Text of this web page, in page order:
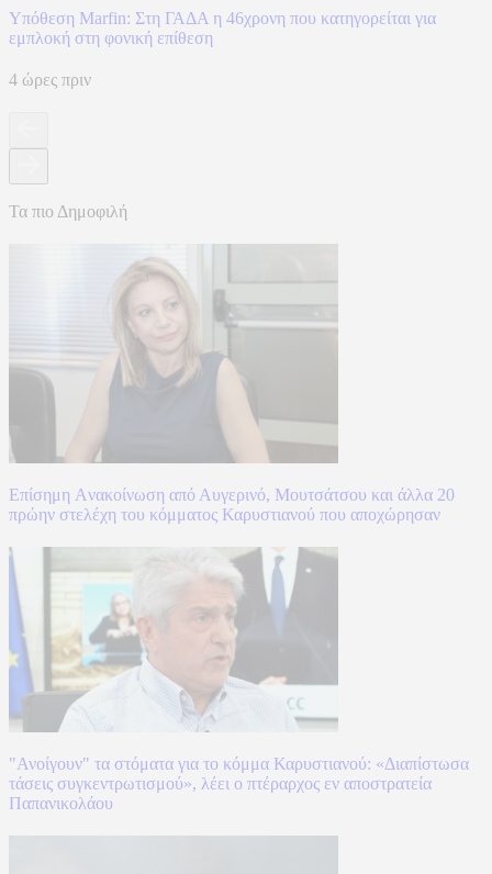
Υπόθεση Marfin: Στη ΓΑΔΑ η 46χρονη που κατηγορείται για
εμπλοκή στη φονική επίθεση
4 ώρες πριν
Τα πιο Δημοφιλή
Επίσημη Aνακοίνωση από Αυγερινό, Μουτσάτσου και άλλα 20
πρώην στελέχη του κόμματος Καρυστιανού που αποχώρησαν
"Ανοίγουν" τα στόματα για το κόμμα Καρυστιανού: «Διαπίστωσα
τάσεις συγκεντρωτισμού», λέει ο πτέραρχος εν αποστρατεία
Παπανικολάου